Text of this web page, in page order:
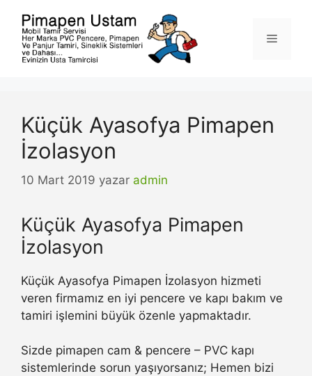
Menü
Küçük Ayasofya Pimapen
İzolasyon
10 Mart 2019 yazar admin
Küçük Ayasofya Pimapen
İzolasyon
Küçük Ayasofya Pimapen İzolasyon hizmeti
veren firmamız en iyi pencere ve kapı bakım ve
tamiri işlemini büyük özenle yapmaktadır.
Sizde pimapen cam & pencere – PVC kapı
sistemlerinde sorun yaşıyorsanız; Hemen bizi